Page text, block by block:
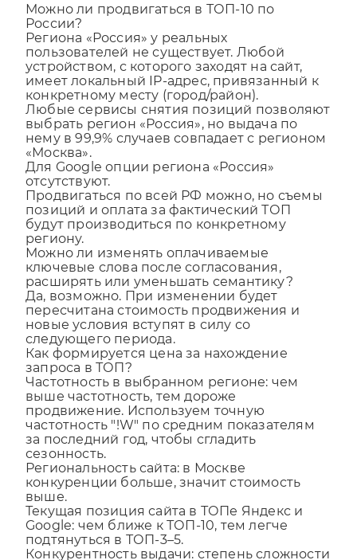
Можно ли продвигаться в ТОП-10 по
России?
Региона «Россия» у реальных
пользователей не существует. Любой
устройством, с которого заходят на сайт,
имеет локальный IP-адрес, привязанный к
конкретному месту (город/район).
Любые сервисы снятия позиций позволяют
выбрать регион «Россия», но выдача по
нему в 99,9% случаев совпадает с регионом
«Москва».
Для Google опции региона «Россия»
отсутствуют.
Продвигаться по всей РФ можно, но съемы
позиций и оплата за фактический ТОП
будут производиться по конкретному
региону.
Можно ли изменять оплачиваемые
ключевые слова после согласования,
расширять или уменьшать семантику?
Да, возможно. При изменении будет
пересчитана стоимость продвижения и
новые условия вступят в силу со
следующего периода.
Как формируется цена за нахождение
запроса в ТОП?
Частотность в выбранном регионе: чем
выше частотность, тем дороже
продвижение. Используем точную
частотность "!W" по средним показателям
за последний год, чтобы сгладить
сезонность.
Региональность сайта: в Москве
конкуренции больше, значит стоимость
выше.
Текущая позиция сайта в ТОПе Яндекс и
Google: чем ближе к ТОП-10, тем легче
подтянуться в ТОП-3–5.
Конкурентность выдачи: степень сложности